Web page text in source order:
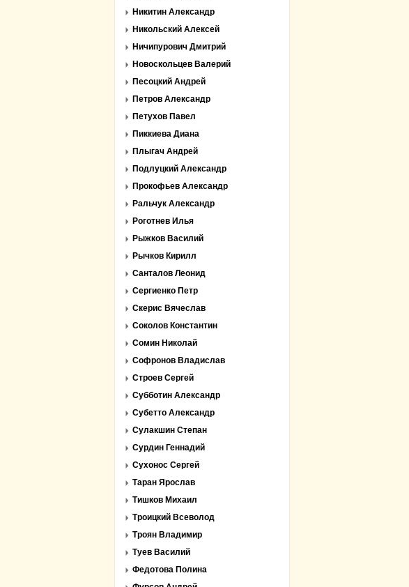
Никитин Александр
Никольский Алексей
Ничипурович Дмитрий
Новоскольцев Валерий
Песоцкий Андрей
Петров Александр
Петухов Павел
Пиккиева Диана
Плыгач Андрей
Подлуцкий Александр
Прокофьев Александр
Ральчук Александр
Роготнев Илья
Рыжков Василий
Рычков Кирилл
Санталов Леонид
Сергиенко Петр
Скерис Вячеслав
Соколов Константин
Сомин Николай
Софронов Владислав
Строев Сергей
Субботин Александр
Субетто Александр
Сулакшин Степан
Сурдин Геннадий
Сухонос Сергей
Таран Ярослав
Тишков Михаил
Троицкий Всеволод
Троян Владимир
Туев Василий
Федотова Полина